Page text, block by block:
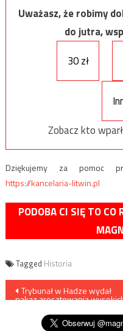
Uważasz, że robimy
do jutra,
30 zł
Zobacz kto
Dziękujemy za pomoc
https://kancelaria-litwin.pl
PODOBA CI SIĘ TO CO
Tagged Historia
Nawigacja
wpisu
Trybunał w Hadze wydał
nakaz aresztowania